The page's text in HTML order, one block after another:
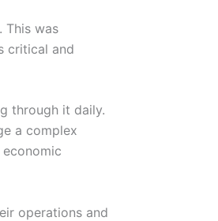
This was
critical and
through it daily.
a complex
operations and